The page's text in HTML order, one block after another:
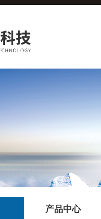
产品中心